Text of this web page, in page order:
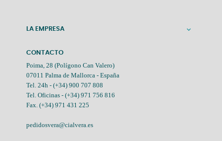
LA EMPRESA 
CONTACTO
Poima, 28 (Polígono Can Valero)
07011 Palma de Mallorca - España
Tel. 24h - (+34) 900 707 808
Tel. Oficinas - (+34) 971 756 816
Fax. (+34) 971 431 225
pedidosvera@cialvera.es